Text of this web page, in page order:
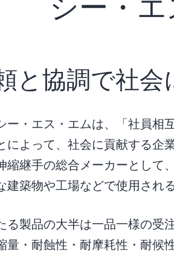
と協調で社会
ー・エス・エムは、「社員相
によって、社会に貢献する企
縮継手の総合メーカーとして
建築物や工場などで使用され
る製品の大半は一品一様の受
量・耐蝕性・耐摩耗性・耐候